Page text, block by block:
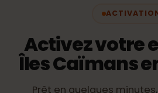
Activez votre
Îles Caïmans
Prêt en quelques